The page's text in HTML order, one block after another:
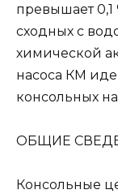
превышает 0,1
сходных с
химической
насоса КМ
консольных
ОБЩИЕ
Консольные